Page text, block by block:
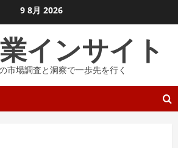
9 8月 2026
インサイト
市場調査と洞察で一歩先を行く